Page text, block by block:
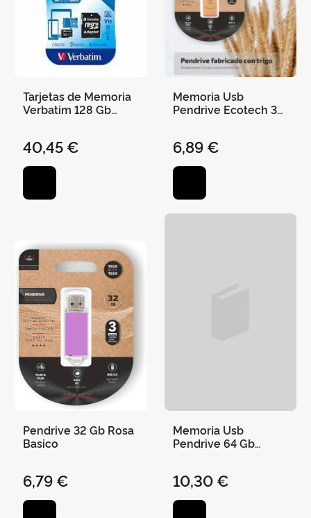
Tarjetas de Memoria
Verbatim 128 Gb
40,45 €
Memoria Usb
Pendrive Ecotech 32
6,89 €
Pendrive 32 Gb Rosa
Basico
6,79 €
Memoria Usb
Pendrive 64 Gb
10,30 €